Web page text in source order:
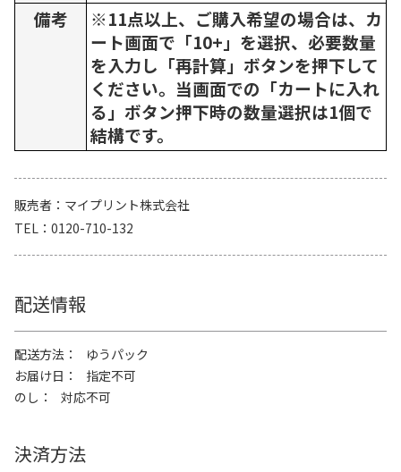
備考
※11点以上、ご購入希望の場合は、カ
ート画面で「10+」を選択、必要数量
を入力し「再計算」ボタンを押下して
ください。当画面での「カートに入れ
る」ボタン押下時の数量選択は1個で
結構です。
販売者
マイプリント株式会社
TEL
0120-710-132
配送情報
配送方法
ゆうパック
お届け日
指定不可
のし
対応不可
決済方法